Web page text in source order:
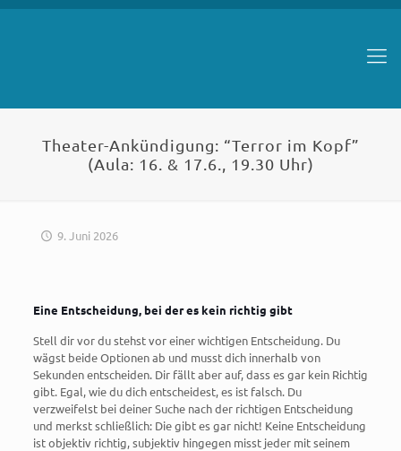
Theater-Ankündigung: “Terror im Kopf”
(Aula: 16. & 17.6., 19.30 Uhr)
9. Juni 2026
Eine Entscheidung, bei der es kein richtig gibt
Stell dir vor du stehst vor einer wichtigen Entscheidung. Du
wägst beide Optionen ab und musst dich innerhalb von
Sekunden entscheiden. Dir fällt aber auf, dass es gar kein Richtig
gibt. Egal, wie du dich entscheidest, es ist falsch. Du
verzweifelst bei deiner Suche nach der richtigen Entscheidung
und merkst schließlich: Die gibt es gar nicht! Keine Entscheidung
ist objektiv richtig, subjektiv hingegen misst jeder mit seinem